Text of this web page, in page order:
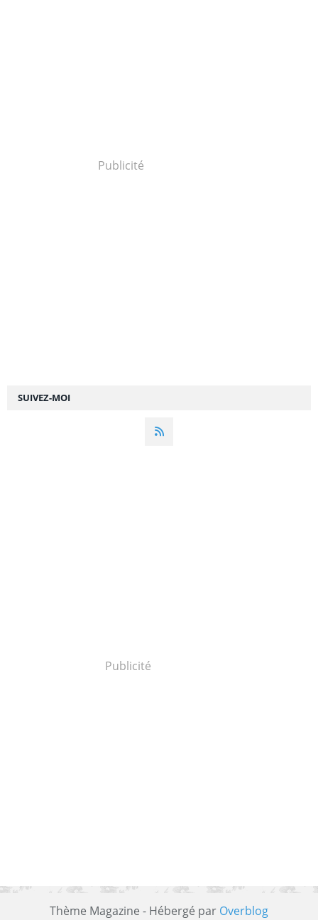
SUIVEZ-MOI
Publicité
Publicité
Thème Magazine - Hébergé par Overblog